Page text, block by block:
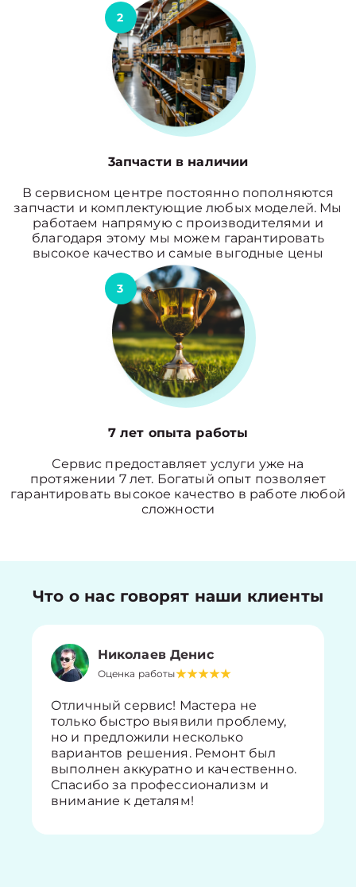
2
3апчасти в наличии
В сервисном центре постоянно пополняются
запчасти и комплектующие любых моделей. Мы
работаем напрямую с производителями и
благодаря этому мы можем гарантировать
высокое качество и самые выгодные цены
3
7 лет опыта работы
Сервис предоставляет услуги уже на
протяжении 7 лет. Богатый опыт позволяет
гарантировать высокое качество в работе любой
сложности
Что о нас говорят наши клиенты
Николаев Денис
Оценка работы
Отличный сервис! Мастера не
только быстро выявили проблему,
но и предложили несколько
вариантов решения. Ремонт был
выполнен аккуратно и качественно.
Спасибо за профессионализм и
внимание к деталям!